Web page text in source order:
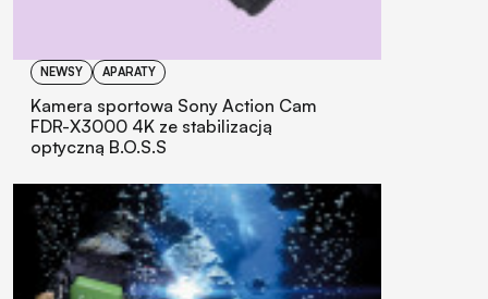
NEWSY APARATY
Kamera sportowa Sony Action Cam
FDR-X3000 4K ze stabilizacją
optyczną B.O.S.S